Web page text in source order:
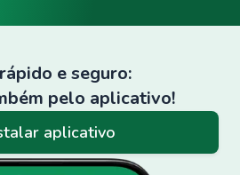
e seguro:
pelo aplicativo!
aplicativo